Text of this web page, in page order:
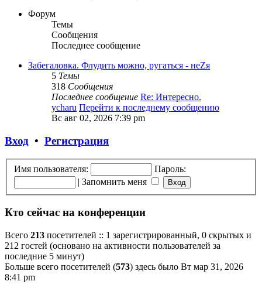
Форум
Темы
Сообщения
Последнее сообщение
Забегаловка. Флудить можно, ругаться - неZя
5 Темы
318 Сообщения
Последнее сообщение Re: Интересно.
ycharu Перейти к последнему сообщению
Вс авг 02, 2026 7:39 pm
Вход • Регистрация
Имя пользователя:
Пароль:
| Запомнить меня
Кто сейчас на конференции
Всего 213 посетителей :: 1 зарегистрированный, 0 скрытых и
212 гостей (основано на активности пользователей за
последние 5 минут)
Больше всего посетителей (573) здесь было Вт мар 31, 2026
8:41 pm